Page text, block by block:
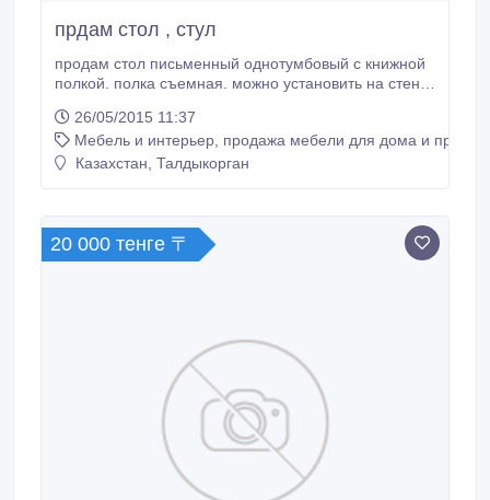
прдам стол , стул
продам стол письменный однотумбовый с книжной
полкой. полка съемная. можно установить на стену
дерево. в комплекте удобный складной стул..
26/05/2015 11:37
Мебель и интерьер, продажа мебели для дома и
Казахстан, Талдыкорган
20 000 тенге 〒